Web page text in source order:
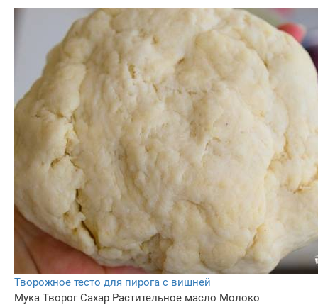
Творожное тесто для пирога с вишней
Мука Творог Сахар Растительное масло Молоко